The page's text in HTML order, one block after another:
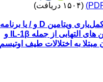
(۱۵۰۴ دریافت)
تأثیر مکمل‌یاری ویتامین D و / یا برنامه
تمرین در آب بر سطح سرمی سایتوکین های التهابی از جمله IL-1β و